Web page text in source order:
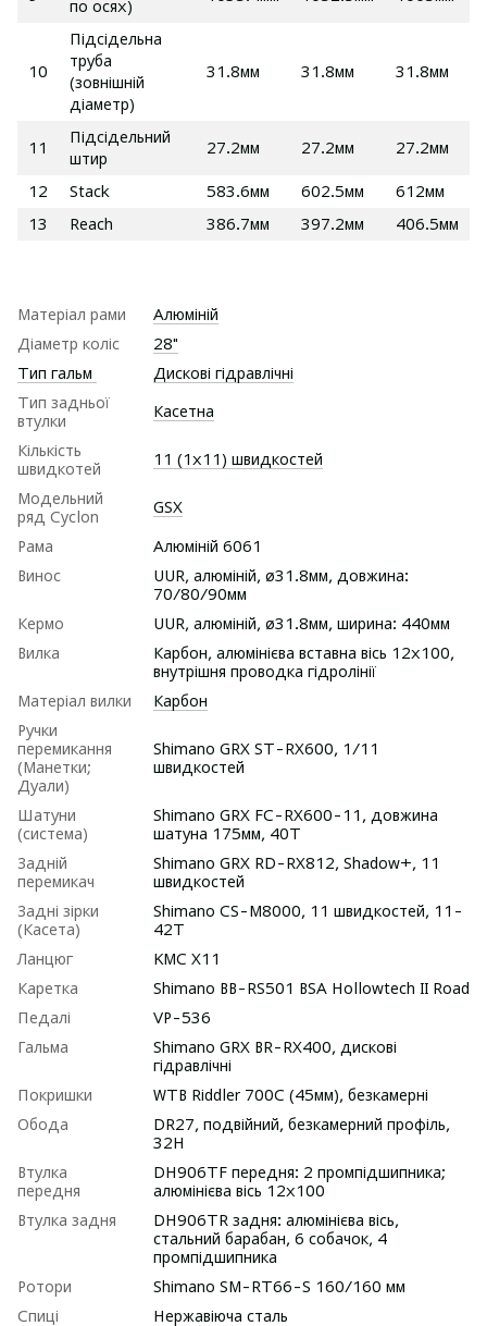
по осях)
10
Підсідельна
труба
(зовнішній
діаметр)
31.8мм 31.8мм 31.8мм
11
Підсідельний
штир
27.2мм 27.2мм 27.2мм
12 Stack 583.6мм 602.5мм
612мм
13
Reach 386.7мм 397.2мм 406.5мм
Матеріал рами
Алюміній
Діаметр коліс
28"
Тип гальм
Дискові гідравлічні
Тип задньої
втулки
Касетна
Кількість
швидкотей
11 (1х11) швидкостей
Модельний
ряд Cyclon
GSX
Рама
Алюміній 6061
Винос
UUR, алюміній, ø31.8мм, довжина:
70/80/90мм
Кермо
UUR, алюміній, ø31.8мм, ширина: 440мм
Вилка
Карбон, алюмінієва вставна вісь 12х100,
внутрішня проводка гідролінії
Матеріал вилки
Карбон
Ручки
перемикання
(Манетки;
Дуали)
Shimano GRX ST-RX600, 1/11
швидкостей
Шатуни
(система)
Shimano GRX FC-RX600-11, довжина
шатуна 175мм, 40T
Задній
перемикач
Shimano GRX RD-RX812, Shadow+, 11
швидкостей
Задні зірки
(Касета)
Shimano CS-M8000, 11 швидкостей, 11-
42T
Ланцюг
KMC X11
Каретка
Shimano BB-RS501 BSA Hollowtech II Road
Педалі
VP-536
Гальма
Shimano GRX BR-RX400, дискові
гідравлічні
Покришки
WTB Riddler 700C (45мм), безкамерні
Обода
DR27, подвійний, безкамерний профіль,
32Н
Втулка
передня
DH906TF передня: 2 промпідшипника;
алюмінієва вісь 12х100
Втулка задня
DH906TR задня: алюмінієва вісь,
cтальний барабан, 6 собачок, 4
промпідшипника
Ротори
Shimano SM-RT66-S 160/160 мм
Спиці
Нержавіюча сталь